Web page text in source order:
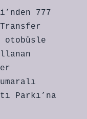
777
otobüsle
Parkı’na